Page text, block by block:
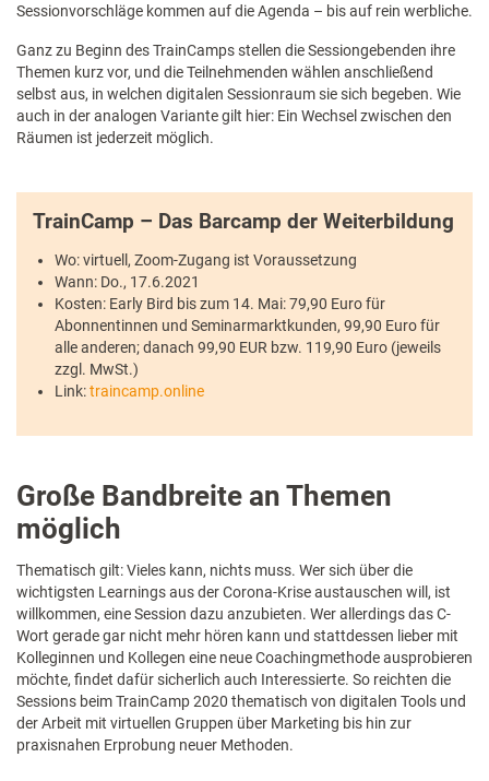
Sessionvorschläge kommen auf die Agenda – bis auf rein werbliche.
Ganz zu Beginn des TrainCamps stellen die Sessiongebenden ihre
Themen kurz vor, und die Teilnehmenden wählen anschließend
selbst aus, in welchen digitalen Sessionraum sie sich begeben. Wie
auch in der analogen Variante gilt hier: Ein Wechsel zwischen den
Räumen ist jederzeit möglich.
TrainCamp – Das Barcamp der Weiterbildung
Wo: virtuell, Zoom-Zugang ist Voraussetzung
Wann: Do., 17.6.2021
Kosten: Early Bird bis zum 14. Mai: 79,90 Euro für
Abonnentinnen und Seminarmarktkunden, 99,90 Euro für
alle anderen; danach 99,90 EUR bzw. 119,90 Euro (jeweils
zzgl. MwSt.)
Link:traincamp.online
Große Bandbreite an Themen
möglich
Thematisch gilt: Vieles kann, nichts muss. Wer sich über die
wichtigsten Learnings aus der Corona-Krise austauschen will, ist
willkommen, eine Session dazu anzubieten. Wer allerdings das C-
Wort gerade gar nicht mehr hören kann und stattdessen lieber mit
Kolleginnen und Kollegen eine neue Coachingmethode ausprobieren
möchte, findet dafür sicherlich auch Interessierte. So reichten die
Sessions beim TrainCamp 2020 thematisch von digitalen Tools und
der Arbeit mit virtuellen Gruppen über Marketing bis hin zur
praxisnahen Erprobung neuer Methoden.